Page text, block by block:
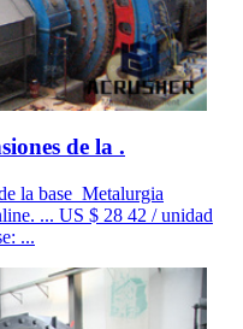
de la .
la base_Metalurgia
... US $ 28 42 / unidad
...